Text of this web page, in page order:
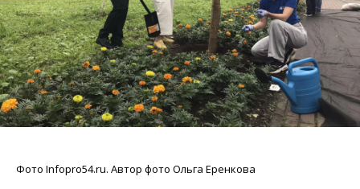
Фото Infopro54.ru. Автор фото Ольга Еренкова